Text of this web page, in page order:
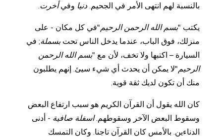
بالنسبة لهم انتهى الأمر في الجحيم.دنيا وفيأخرت.
يكتب "بسم الله الرحمن الرحيم"في كل مكان - على
منزلك، فوق الباب، عندما يدخل الناس تحتبسملة; في
السيارة – اكتبها ولا تخف، لأن مع "بسم الله الرحمن
الرحيم"لا يمكن أن يحدث أي شيء سيئ. إنهم يطلبون
منك أن تكون لديك ثقة قوية.
كان الله يقول أن القرآن الكريم هو سبب ارتفاع البعض
وسقوط البعض الآخر وسقوطهم.اسفلة صافية - أدنى
الدناءين. بالأمس كان القرآن تاجنا. وكان التمسك